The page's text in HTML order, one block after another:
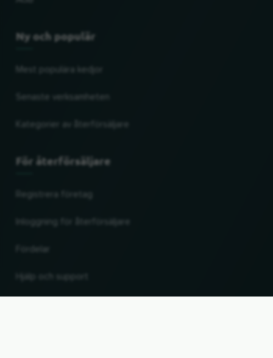
Ny och populär
Senaste verksamheten
Kategorier av återförsäljare
För återförsäljare
Inloggning för återförsäljare
Fördelar